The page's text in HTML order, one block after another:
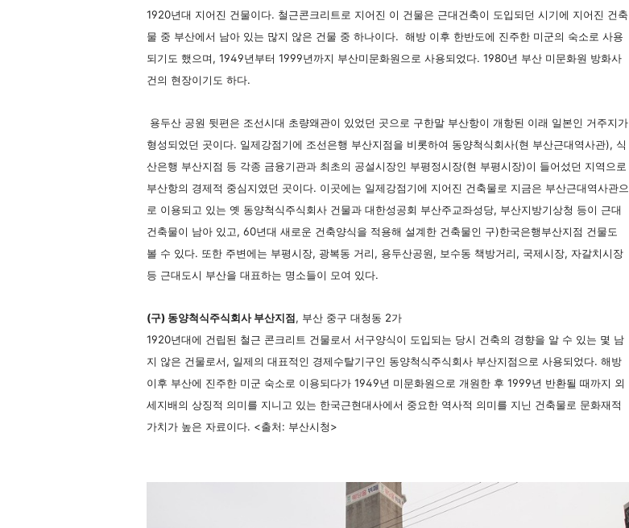
1920년대 지어진 건물이다. 철근콘크리트로 지어진 이 건물은 근대건축이 도입되던 시기에 지어진 건축
물 중 부산에서 남아 있는 많지 않은 건물 중 하나이다. 해방 이후 한반도에 진주한 미군의 숙소로 사용
되기도 했으며, 1949년부터 1999년까지 부산미문화원으로 사용되었다. 1980년 부산 미문화원 방화사
건의 현장이기도 하다.
용두산 공원 뒷편은 조선시대 초량왜관이 있었던 곳으로 구한말 부산항이 개항된 이래 일본인 거주지가
형성되었던 곳이다. 일제강점기에 조선은행 부산지점을 비롯하여 동양척식회사(현 부산근대역사관), 식
산은행 부산지점 등 각종 금융기관과 최초의 공설시장인 부평정시장(현 부평시장)이 들어섰던 지역으로
부산항의 경제적 중심지였던 곳이다. 이곳에는 일제강점기에 지어진 건축물로 지금은 부산근대역사관으
로 이용되고 있는 옛 동양척식주식회사 건물과 대한성공회 부산주교좌성당, 부산지방기상청 등이 근대
건축물이 남아 있고, 60년대 새로운 건축양식을 적용해 설계한 건축물인 구)한국은행부산지점 건물도
볼 수 있다. 또한 주변에는 부평시장, 광복동 거리, 용두산공원, 보수동 책방거리, 국제시장, 자갈치시장
등 근대도시 부산을 대표하는 명소들이 모여 있다.
(구) 동양척식주식회사 부산지점, 부산 중구 대청동 2가
1920년대에 건립된 철근 콘크리트 건물로서 서구양식이 도입되는 당시 건축의 경향을 알 수 있는 몇 남
지 않은 건물로서, 일제의 대표적인 경제수탈기구인 동양척식주식회사 부산지점으로 사용되었다. 해방
이후 부산에 진주한 미군 숙소로 이용되다가 1949년 미문화원으로 개원한 후 1999년 반환될 때까지 외
세지배의 상징적 의미를 지니고 있는 한국근현대사에서 중요한 역사적 의미를 지닌 건축물로 문화재적
가치가 높은 자료이다. <출처: 부산시청>